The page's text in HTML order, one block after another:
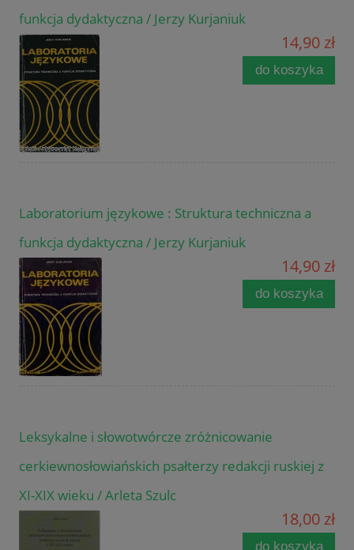
funkcja dydaktyczna / Jerzy Kurjaniuk
14,90 zł
do koszyka
Laboratorium językowe : Struktura techniczna a
funkcja dydaktyczna / Jerzy Kurjaniuk
14,90 zł
do koszyka
Leksykalne i słowotwórcze zróżnicowanie
cerkiewnosłowiańskich psałterzy redakcji ruskiej z
XI-XIX wieku / Arleta Szulc
18,00 zł
do koszyka